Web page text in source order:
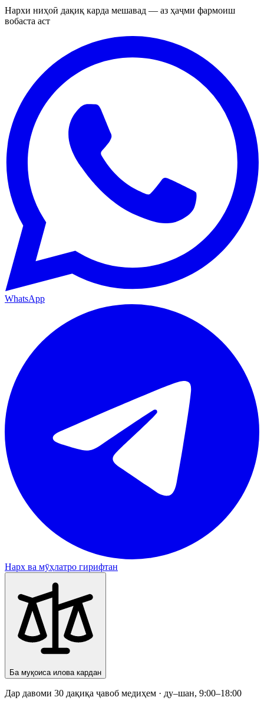
Нархи ниҳоӣ дақиқ карда мешавад — аз ҳаҷми фармоиш
вобаста аст
WhatsApp
Нарх ва мӯҳлатро гирифтан
Ба муқоиса илова кардан
Дар давоми 30 дақиқа ҷавоб медиҳем · ду–шан, 9:00–18:00